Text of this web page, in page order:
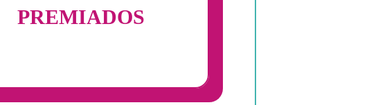
PREMIADOS